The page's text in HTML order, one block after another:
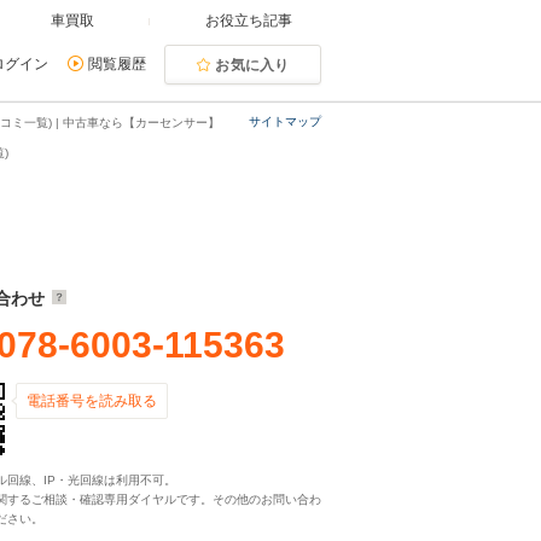
車買取 お役立ち記事
グイン 閲覧履歴 お気に入り
サイトマップ
一覧) | 中古車なら【カーセンサー】
)
わせ
6003-115363
電話番号を読み取る
線、IP・光回線は利用不可。
するご相談・確認専用ダイヤルです。その他のお問い合わ
さい。